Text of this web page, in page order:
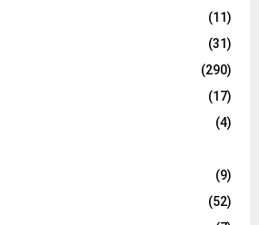
(11)
(31)
(290)
(17)
(4)
(9)
(52)